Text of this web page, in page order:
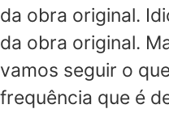
da obra original.
da obra original.
vamos seguir o
frequência que é